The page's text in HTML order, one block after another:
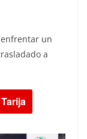
enfrentar un
a